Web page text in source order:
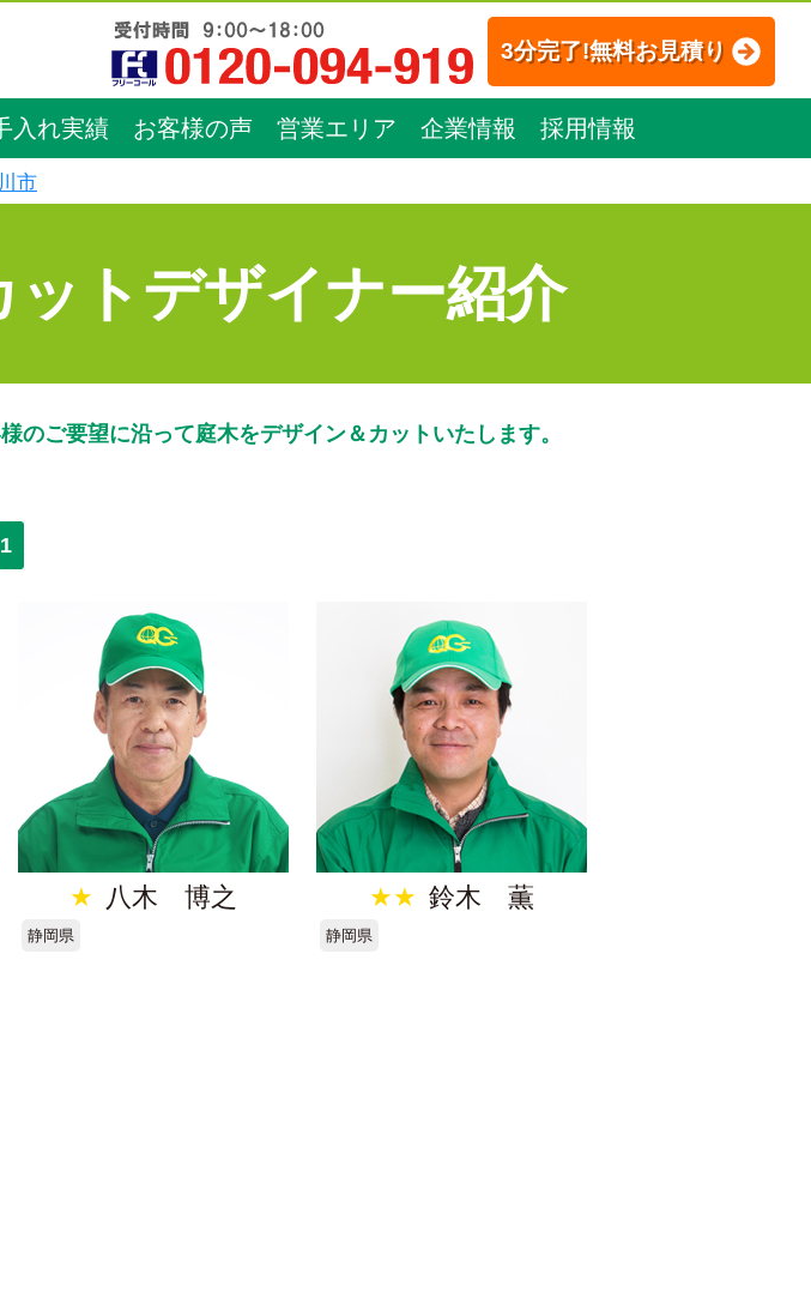
3分完了!無料お見積り
入れ実績 お客様の声 営業エリア 企業情報 採用情報
市
トデザイナー紹介
のご要望に沿って庭木をデザイン＆カットいたします。
1
★ 八木 博之
静岡県
★★ 鈴木 薫
静岡県